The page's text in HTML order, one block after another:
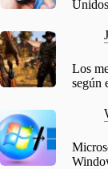
Los
según